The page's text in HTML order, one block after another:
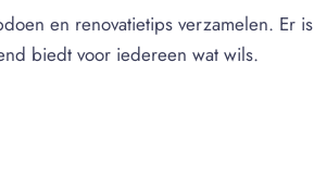
en renovatietips verzamelen. Er is
biedt voor iedereen wat wils.